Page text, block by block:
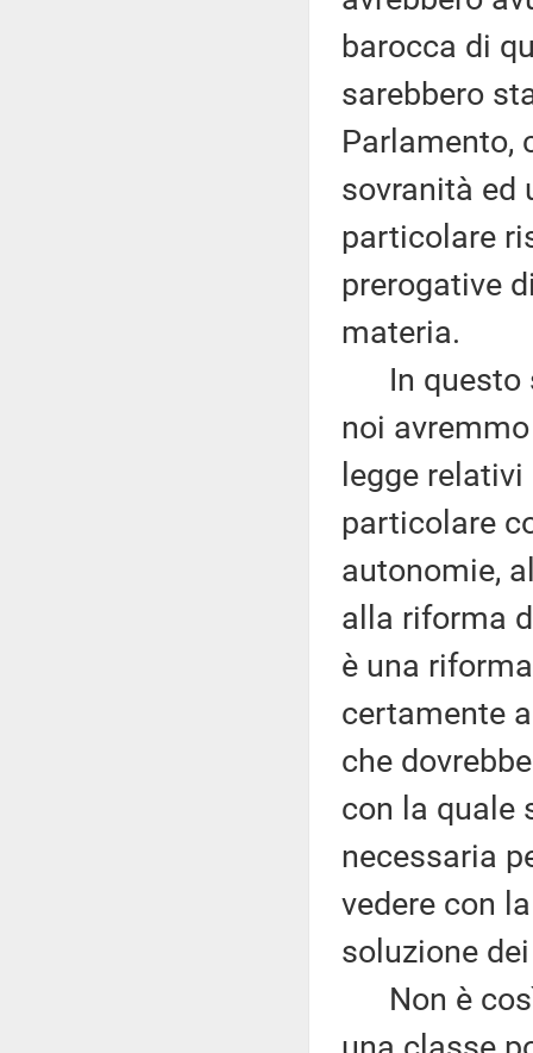
barocca di
sarebbero
Parlamento,
sovranità ed
particolare
prerogative
materia.
In questo
noi
legge
particolare
autonomie,
alla riforma
è una
certamente
che
con la quale
necessaria
vedere con
soluzione
Non è